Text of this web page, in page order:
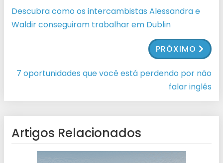
Descubra como os intercambistas Alessandra e
Waldir conseguiram trabalhar em Dublin
PRÓXIMO
7 oportunidades que você está perdendo por não
falar inglês
Artigos Relacionados